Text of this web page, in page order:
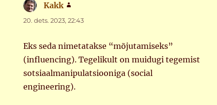
Kakk
20. dets. 2023, 22:43
Eks seda nimetatakse “mõjutamiseks”
(influencing). Tegelikult on muidugi tegemist
sotsiaalmanipulatsiooniga (social
engineering).